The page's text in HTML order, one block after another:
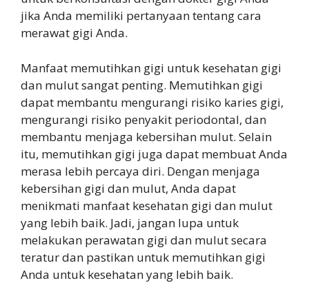
jika Anda memiliki pertanyaan tentang cara
merawat gigi Anda.
Manfaat memutihkan gigi untuk kesehatan gigi
dan mulut sangat penting. Memutihkan gigi
dapat membantu mengurangi risiko karies gigi,
mengurangi risiko penyakit periodontal, dan
membantu menjaga kebersihan mulut. Selain
itu, memutihkan gigi juga dapat membuat Anda
merasa lebih percaya diri. Dengan menjaga
kebersihan gigi dan mulut, Anda dapat
menikmati manfaat kesehatan gigi dan mulut
yang lebih baik. Jadi, jangan lupa untuk
melakukan perawatan gigi dan mulut secara
teratur dan pastikan untuk memutihkan gigi
Anda untuk kesehatan yang lebih baik.